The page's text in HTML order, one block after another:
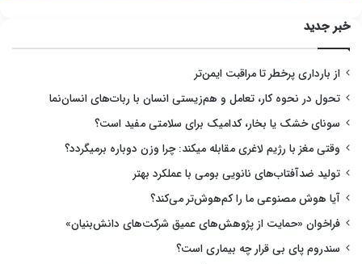
خبر جدید
از بارداری پرخطر تا مراقبت ایمن‌تر
تحول در نحوه کار، تعامل و هم‌زیستی انسان با ربات‌های انسان‌نما
سونای خشک یا بخار، کدامیک برای سلامتی مفید است؟
وقتی مغز با رژیم لاغری مقابله میکند: چرا وزن دوباره برمیگردد؟
تولید ضدآفتاب‌های نانویی بومی با عملکرد بهتر
آیا هوش مصنوعی ما را کم‌هوش‌تر می‌کند؟
فراخوان «حمایت از پژوهش‌های عمیق شرکت‌های دانش‌بنیان»
سندروم پای بی قرار چه بیماری است؟